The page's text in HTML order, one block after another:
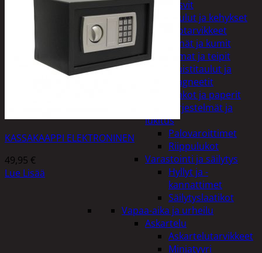
kasvit
Taulut ja kehykset
Toimistotarvikkeet
Kynät ja kumit
Liimat ja teipit
Muistitaulut ja
magneetit
Vihkot ja paperit
Turvajärjestelmät ja
lukitus
Palovaroittimet
Riippulukot
Varastointi ja säilytys
Hyllyt ja -
kannattimet
Säilytyslaatikot
Vapaa-aika ja urheilu
Askartelu
Askartelutarvikkeet
Miniatyyri
KASSAKAAPPI ELEKTRONINEN
49,95 €
Lue Lisää